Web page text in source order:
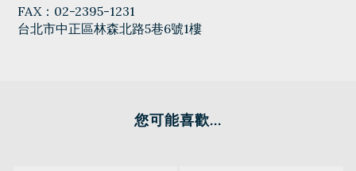
FAX：02-2395-1231
台北市中正區林森北路5巷6號1樓
您可能喜歡...